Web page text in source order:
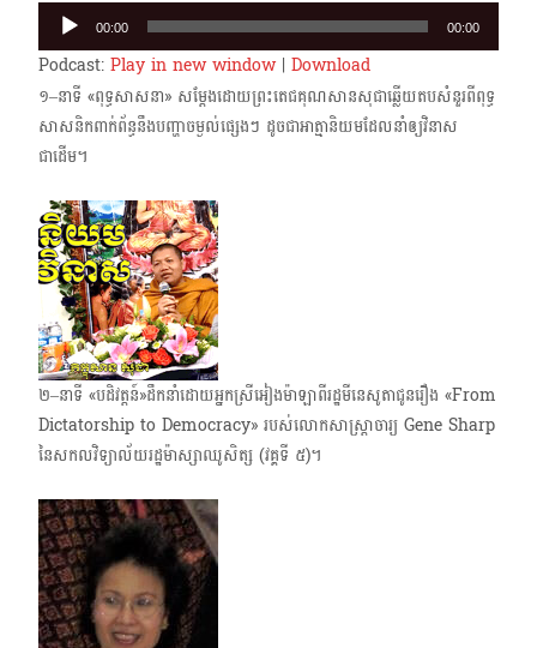
Audio
Player
00:00 00:00
Podcast: Play in new window| Download
១–នាទី «ពុទ្ធសាសនា» សម្ដែងដោយព្រះតេជគុណសានសុជា​ឆ្លើយតបសំនួរពីពុទ្ធ
សាសនិកពាក់ព័ន្ធនឹងបញ្ហាចម្ងល់ផ្សេងៗ ដូចជាអាត្មានិយមដែលនាំឲ្យវិនាស
ជាដើម។
២–នាទី «បដិវត្តន៍»​ដឹកនាំដោយអ្នកស្រីអៀងម៉ាឡាពីរដ្ឋមីនេសូតា​ជូនរឿង «From
Dictatorship to Democracy» របស់លោកសាស្ត្រាចារ្យ Gene Sharp
នៃសកលវិទ្យាល័យរដ្ឋម៉ាស្សាឈូសិត្ស (វគ្គទី ៥)។